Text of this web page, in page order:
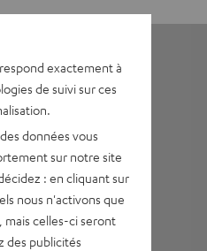
exactement à
de suivi sur ces
données vous
sur notre site
: en cliquant sur
nous n'activons que
mais celles-ci seront
des publicités